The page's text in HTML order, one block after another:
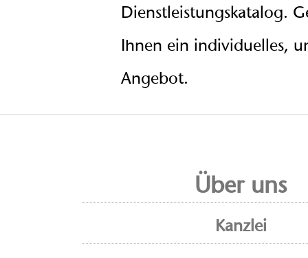
Dienstleistungskatalog.
Ihnen ein individuelles,
Angebot.
Über uns
Kanzlei